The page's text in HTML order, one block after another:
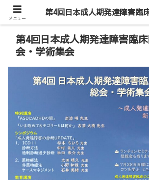
第4回日本成人期発達障害臨
会・学術集会
メニュー
第4回日本成人期発達障害臨